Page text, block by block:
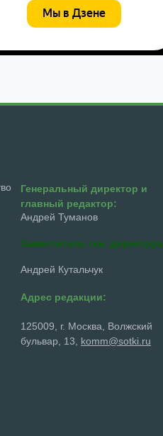
Генеральный директор и
главный редактор:
Андрей Туманов
Заместитель ген. директора
Андрей Кутальчук
Адрес редакции:
125009, г. Москва, Волжский
бульвар, 13, komm@sotki.ru